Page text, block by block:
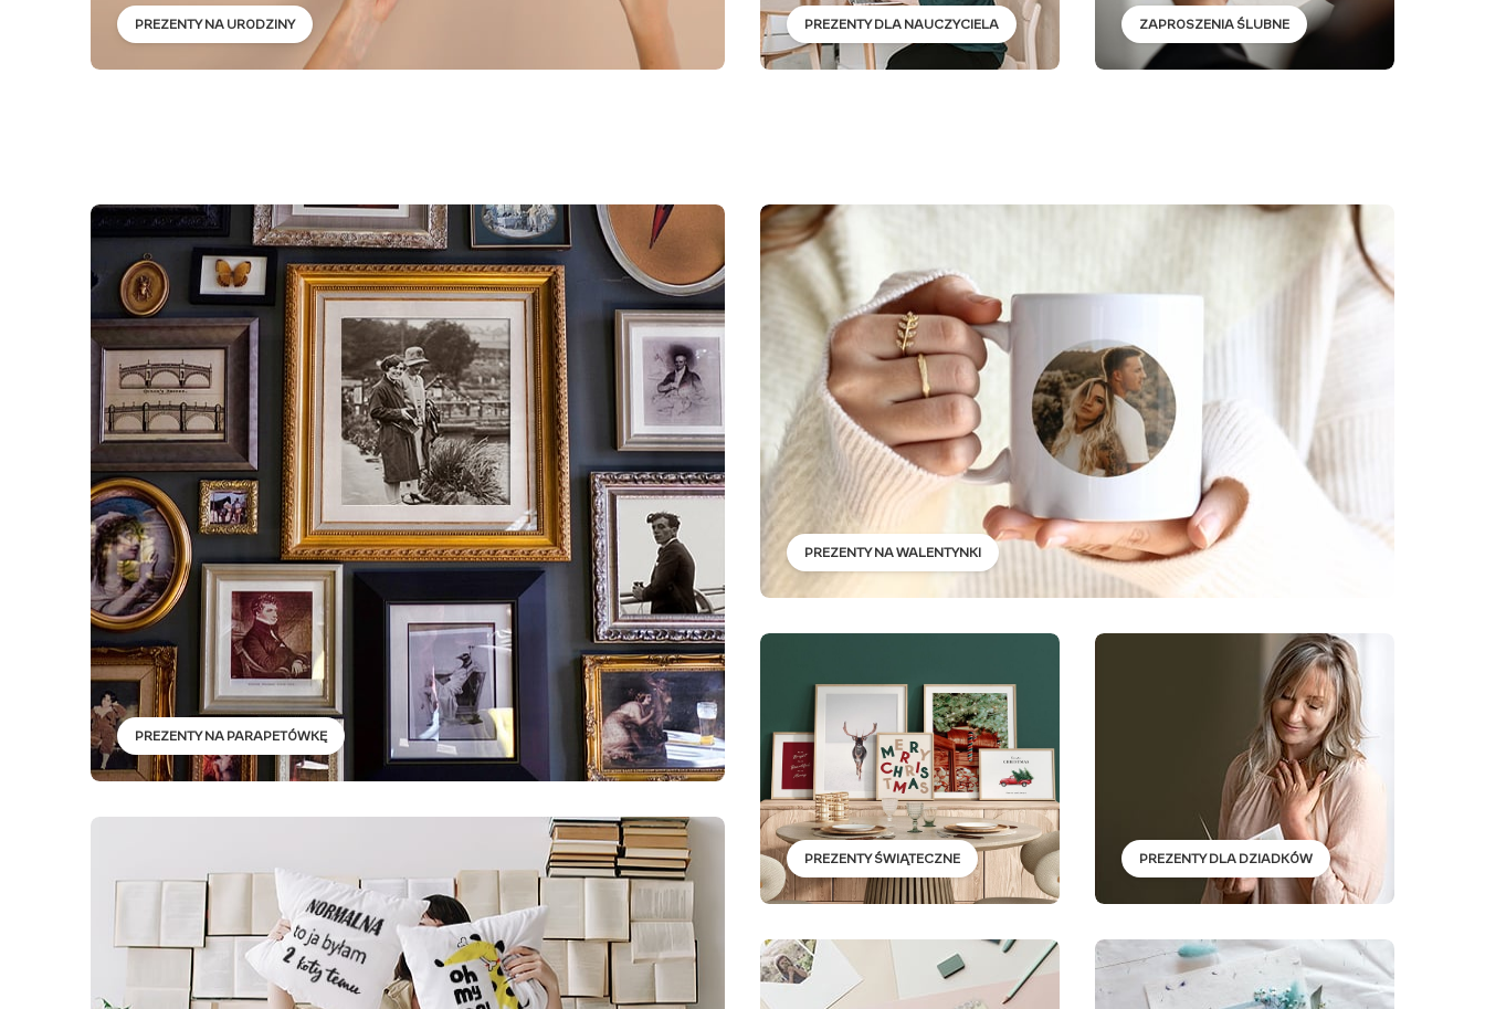
PREZENTY NA URODZINY PREZENTY DLA NAUCZYCIELA ZAPROSZENIA ŚLUBNE
PREZENTY NA PARAPETÓWKĘ
PREZENTY NA WALENTYNKI
PREZENTY ŚWIĄTECZNE PREZENTY DLA DZIADKÓW